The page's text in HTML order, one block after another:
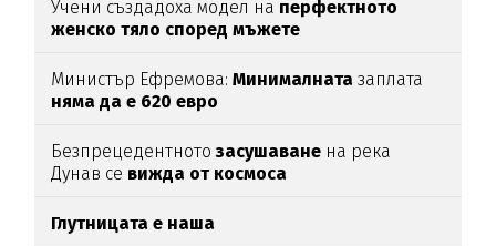
Учени създадоха модел на перфектното
женско тяло според мъжете
Министър Ефремова:Минималната заплата
няма да е 620 евро
Безпрецедентнотозасушаване на река
Дунав се вижда от космоса
Глутницата е наша